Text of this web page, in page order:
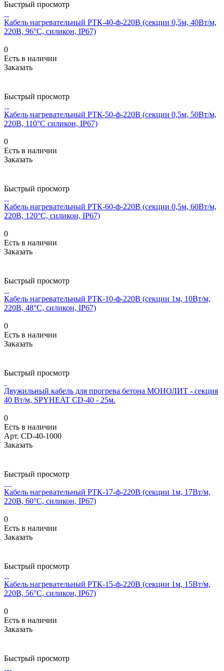
Быстрый просмотр
Кабель нагревательный РТК-40-ф-220В (секции 0,5м, 40Вт/м,
220В, 96°С, силикон, IP67)
0
Есть в наличии
Заказать
Быстрый просмотр
Кабель нагревательный РТК-50-ф-220В (секции 0,5м, 50Вт/м,
220В, 110°С силикон, IP67)
0
Есть в наличии
Заказать
Быстрый просмотр
Кабель нагревательный РТК-60-ф-220В (секции 0,5м, 60Вт/м,
220В, 120°С, силикон, IP67)
0
Есть в наличии
Заказать
Быстрый просмотр
Кабель нагревательный РТК-10-ф-220В (секции 1м, 10Вт/м,
220В, 48°С, силикон, IP67)
0
Есть в наличии
Заказать
Быстрый просмотр
Двужильный кабель для прогрева бетона МОНОЛИТ - секция
40 Вт/м, SPYHEAT CD-40 - 25м.
0
Есть в наличии
Арт. CD-40-1000
Заказать
Быстрый просмотр
Кабель нагревательный РТК-17-ф-220В (секции 1м, 17Вт/м,
220В, 60°С, силикон, IP67)
0
Есть в наличии
Заказать
Быстрый просмотр
Кабель нагревательный РТК-15-ф-220В (секции 1м, 15Вт/м,
220В, 56°С, силикон, IP67)
0
Есть в наличии
Заказать
Быстрый просмотр